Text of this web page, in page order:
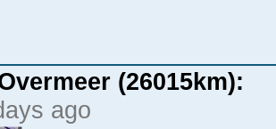
(26015km):
ago